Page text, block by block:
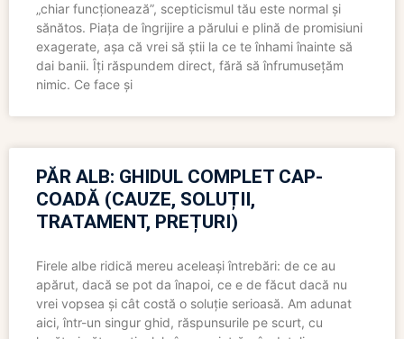
„chiar funcționează”, scepticismul tău este normal și
sănătos. Piața de îngrijire a părului e plină de promisiuni
exagerate, așa că vrei să știi la ce te înhami înainte să
dai banii. Îți răspundem direct, fără să înfrumusețăm
nimic. Ce face și
PĂR ALB: GHIDUL COMPLET CAP-
COADĂ (CAUZE, SOLUȚII,
TRATAMENT, PREȚURI)
Firele albe ridică mereu aceleași întrebări: de ce au
apărut, dacă se pot da înapoi, ce e de făcut dacă nu
vrei vopsea și cât costă o soluție serioasă. Am adunat
aici, într-un singur ghid, răspunsurile pe scurt, cu